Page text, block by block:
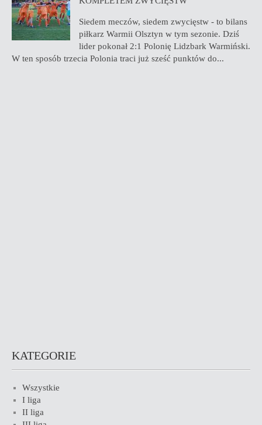
Siedem meczów, siedem zwycięstw - to bilans
piłkarz Warmii Olsztyn w tym sezonie. Dziś
lider pokonał 2:1 Polonię Lidzbark Warmiński.
W ten sposób trzecia Polonia traci już sześć punktów do...
KATEGORIE
Wszystkie
I liga
II liga